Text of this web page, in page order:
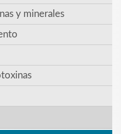
y minerales